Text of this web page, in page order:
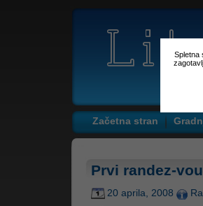
Spletna
Začetna stran
Prvi randez-
20 aprila, 2008